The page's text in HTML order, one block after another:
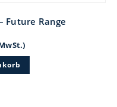
Future Range